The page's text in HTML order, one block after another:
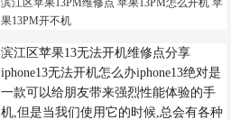
及...
滨江区苹果13PM维修点 苹果13PM怎么开机 苹
果13PM开不机
滨江区苹果13无法开机维修点分享
iphone13无法开机怎么办iphone13绝对是
一款可以给朋友带来强烈性能体验的手
机,但是当我们使用它的时候,总会有各种